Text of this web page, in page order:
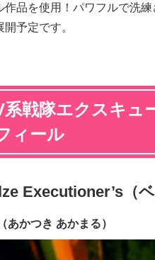
作品を使用！パワフルで洗
開予定です。
系戦隊エクスキ
ィール
Executioner’s（
あかつき あかまる）